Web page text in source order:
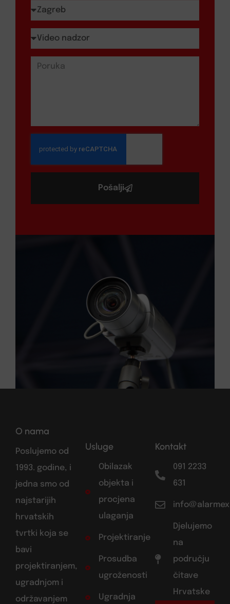
Pošalji
O nama
Poslujemo od
1993. godine, i
jedna smo od
najstarijih
hrvatskih
tvrtki koja se
bavi
projektiranjem,
ugradnjom i
održavanjem
Usluge
Obilazak
objekta i
procjena
ulaganja
Projektiranje
Prosudba
ugroženosti
Ugradnja
Kontakt
091 2233
631
Djelujemo
na
području
čitave
Hrvatske